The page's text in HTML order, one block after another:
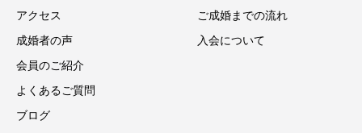
アクセス
成婚者の声
会員のご紹介
よくあるご質問
ブログ
ご成婚までの流れ
入会について